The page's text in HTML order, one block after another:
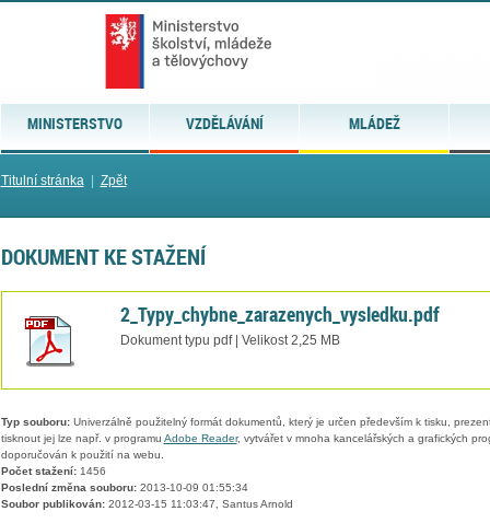
MINISTERSTVO VZDĚLÁVÁNÍ MLÁDEŽ
Titulní stránka| Zpět
DOKUMENT KE STAŽENÍ
2_Typy_chybne_zarazenych_vysledku.pdf
Dokument typu pdf | Velikost 2,25 MB
Typ souboru:Univerzálně použitelný formát dokumentů, který je určen především k tisku,
tisknout jej lze např. v programu Adobe Reader, vytvářet v mnoha kancelářských a grafických
doporučován k použití na webu.
Počet stažení:1456
Poslední změna souboru:2013-10-09 01:55:34
Soubor publikován:2012-03-15 11:03:47, Santus Arnold